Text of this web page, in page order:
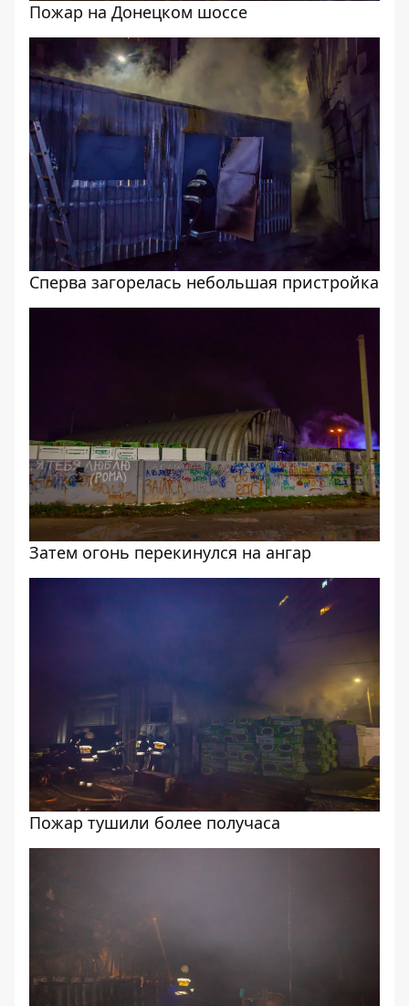
Пожар на Донецком шоссе
Сперва загорелась небольшая пристройка
Затем огонь перекинулся на ангар
Пожар тушили более получаса